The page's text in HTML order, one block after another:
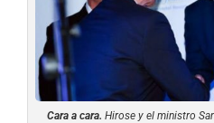
Cara a cara. Hirose y el ministro